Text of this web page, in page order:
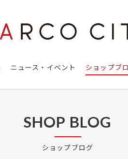
ニュース・イベント ショップブ
SHOP BLOG
ショップブログ